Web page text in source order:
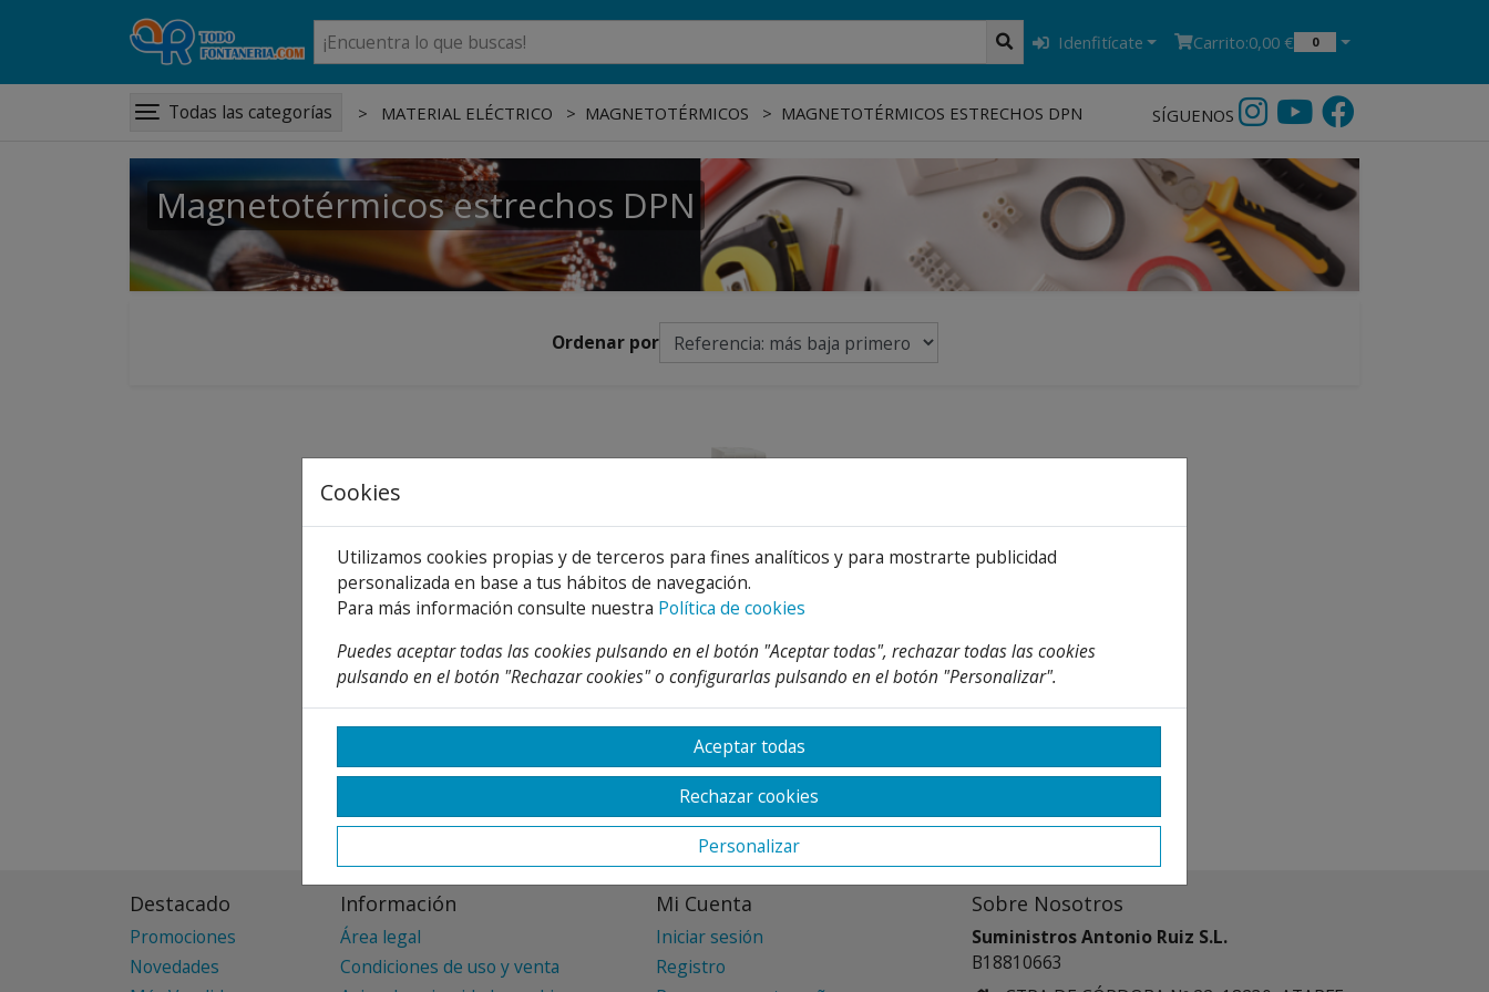
Idenfitícate Carrito:0,00 € 0
Todas las categorías MATERIAL ELÉCTRICO MAGNETOTÉRMICOS MAGNETOTÉRMICOS ESTRECHOS DPN SÍGUENOS
Magnetotérmicos estrechos DPN
Ordenar por
MAGNETOTERMICO DPN
1P +N 6KA
Desde7,58 €11,66 € 35 %
Destacado
Promociones
Novedades
Información
Área legal
Condiciones de uso y venta
Mi Cuenta
Iniciar sesión
Registro
Sobre Nosotros
Suministros Antonio Ruiz S.L.
B18810663
Cookies
Utilizamos cookies propias y de terceros para fines analíticos y para mostrarte publicidad
personalizada en base a tus hábitos de navegación.
Para más información consulte nuestra Política de cookies
Puedes aceptar todas las cookies pulsando en el botón "Aceptar todas", rechazar todas las cookies
pulsando en el botón "Rechazar cookies" o configurarlas pulsando en el botón "Personalizar".
Aceptar todas
Rechazar cookies
Personalizar